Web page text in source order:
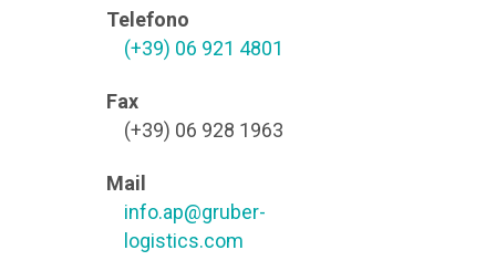
Telefono
(+39) 06 921 4801
Fax
(+39) 06 928 1963
Mail
info.ap@gruber-
logistics.com